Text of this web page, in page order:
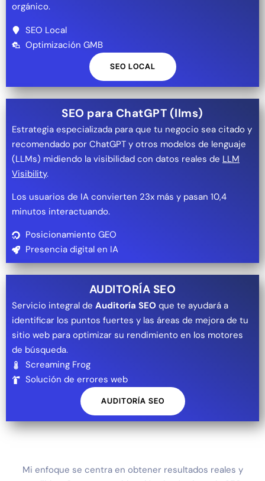
orgánico.
SEO Local
Optimización GMB
SEO LOCAL
SEO para ChatGPT (llms)
Estrategia especializada para que tu negocio sea citado y
recomendado por ChatGPT y otros modelos de lenguaje
(LLMs) midiendo la visibilidad con datos reales de LLM
Visibility.
Los usuarios de IA convierten 23x más y pasan 10,4
minutos interactuando.
Posicionamiento GEO
Presencia digital en IA
AUDITORÍA SEO
Servicio integral de Auditoría SEO que te ayudará a
identificar los puntos fuertes y las áreas de mejora de tu
sitio web para optimizar su rendimiento en los motores
de búsqueda.
Screaming Frog
Solución de errores web
AUDITORÍA SEO
Mi enfoque se centra en obtener resultados reales y